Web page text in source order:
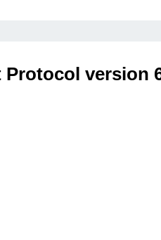
Protocol version